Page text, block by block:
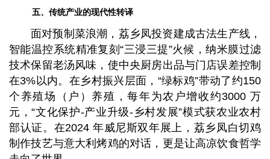
五、传统产业的现代性转译
面对预制菜浪潮，荔乡凤投资建成古法生产线，
智能温控系统精准复刻“三浸三提”火候，纳米膜过滤
技术保留老汤风味，使中央厨房出品与门店误差控制
在3%以内。在乡村振兴层面，“绿标鸡”带动了约150
个养殖场（户）养殖，每年为农户增收约3000 万
元，“文化保护-产业升级-乡村发展”模式获农业农村
部认证。在2024 年威尼斯双年展上，荔乡凤白切鸡
制作技艺与意大利烤鸡的对话，更是让高凉饮食哲学